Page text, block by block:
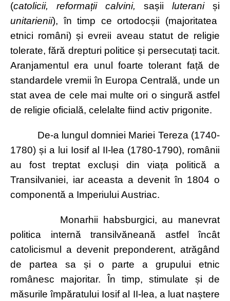
(catolicii, reformații calvini, sașii luterani și
unitarienii), în timp ce ortodocșii (majoritatea
etnici români) și evreii aveau statut de religie
tolerate, fără drepturi politice și persecutați tacit.
Aranjamentul era unul foarte tolerant față de
standardele vremii în Europa Centrală, unde un
stat avea de cele mai multe ori o singură astfel
de religie oficială, celelalte fiind activ prigonite.
De-a lungul domniei Mariei Tereza (1740-
1780) și a lui Iosif al II-lea (1780-1790), românii
au fost treptat excluși din viața politică a
Transilvaniei, iar aceasta a devenit în 1804 o
componentă a Imperiului Austriac.
Monarhii habsburgici, au manevrat
politica internă transilvăneană astfel încât
catolicismul a devenit preponderent, atrăgând
de partea sa și o parte a grupului etnic
românesc majoritar. În timp, stimulate și de
măsurile împăratului Iosif al II-lea, a luat naștere